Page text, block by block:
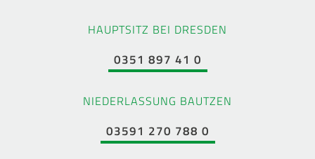
HAUPTSITZ BEI DRESDEN
0351 897 41 0
NIEDERLASSUNG BAUTZEN
03591 270 788 0